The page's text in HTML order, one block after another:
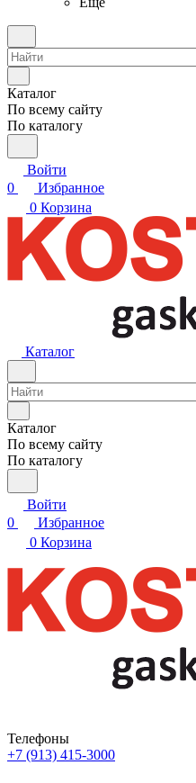
Каталог
По всему сайту
По каталогу
Войти
0
Избранное
0 Корзина
Каталог
Каталог
По всему сайту
По каталогу
Войти
0
Избранное
0 Корзина
Телефоны
+7 (913) 415-3000